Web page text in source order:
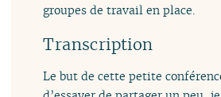
groupes de travail en place.
Transcription
Le but de cette petite